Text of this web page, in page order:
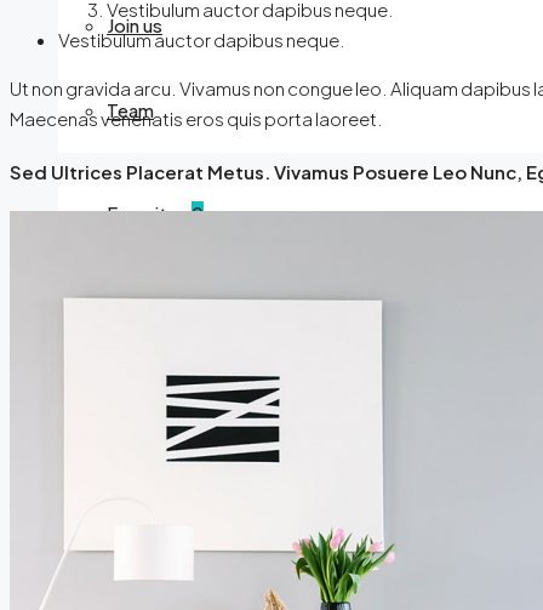
Join us
Team
Favorites0
List with us
Vestibulum auctor dapibus neque.
Vestibulum auctor dapibus neque.
Ut non gravida arcu. Vivamus non congue leo. Aliquam
Maecenas venenatis eros quis porta laoreet.
Sed Ultrices Placerat Metus. Vivamus Posuere Leo Nunc,